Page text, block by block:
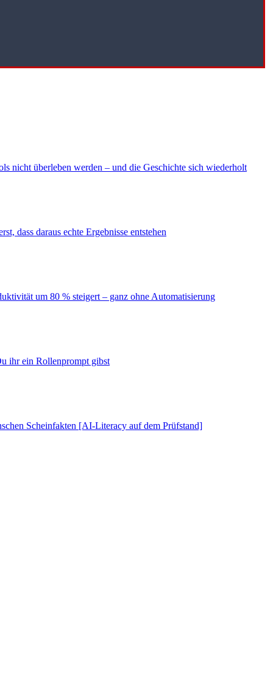
nicht überleben werden – und die Geschichte sich wiederholt
dass daraus echte Ergebnisse entstehen
um 80 % steigert – ganz ohne Automatisierung
ihr ein Rollenprompt gibst
Scheinfakten [AI-Literacy auf dem Prüfstand]